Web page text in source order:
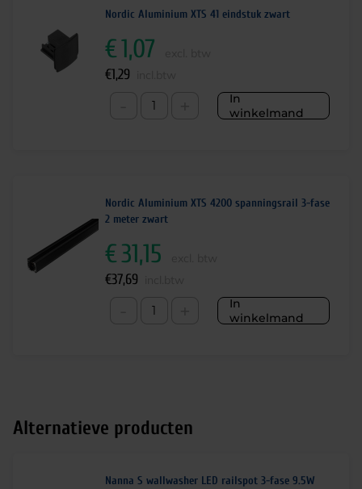
Nordic Aluminium XTS 41 eindstuk zwart
In
winkelmand
€1,07
€1,29
Nordic Aluminium XTS 4200 spanningsrail 3-fase
2 meter zwart
In
winkelmand
€31,15
€37,69
Alternatieve producten
Nanna S wallwasher LED railspot 3-fase 9.5W